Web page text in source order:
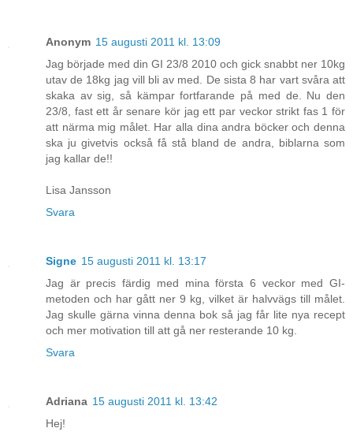
Anonym 15 augusti 2011 kl. 13:09
Jag började med din GI 23/8 2010 och gick snabbt ner 10kg
utav de 18kg jag vill bli av med. De sista 8 har vart svåra att
skaka av sig, så kämpar fortfarande på med de. Nu den
23/8, fast ett år senare kör jag ett par veckor strikt fas 1 för
att närma mig målet. Har alla dina andra böcker och denna
ska ju givetvis också få stå bland de andra, biblarna som
jag kallar de!!
Lisa Jansson
Svara
Signe 15 augusti 2011 kl. 13:17
Jag är precis färdig med mina första 6 veckor med GI-
metoden och har gått ner 9 kg, vilket är halvvägs till målet.
Jag skulle gärna vinna denna bok så jag får lite nya recept
och mer motivation till att gå ner resterande 10 kg.
Svara
Adriana 15 augusti 2011 kl. 13:42
Hej!